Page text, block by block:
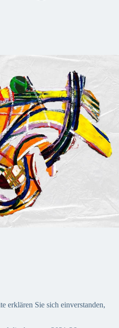
erklären Sie sich einverstanden,